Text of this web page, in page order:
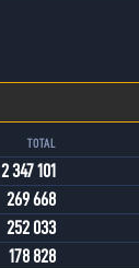
TOTAL
2 347 101
269 668
252 033
178 828